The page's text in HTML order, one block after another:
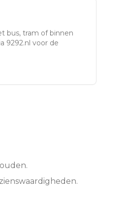
bus, tram of binnen
9292.nl voor de